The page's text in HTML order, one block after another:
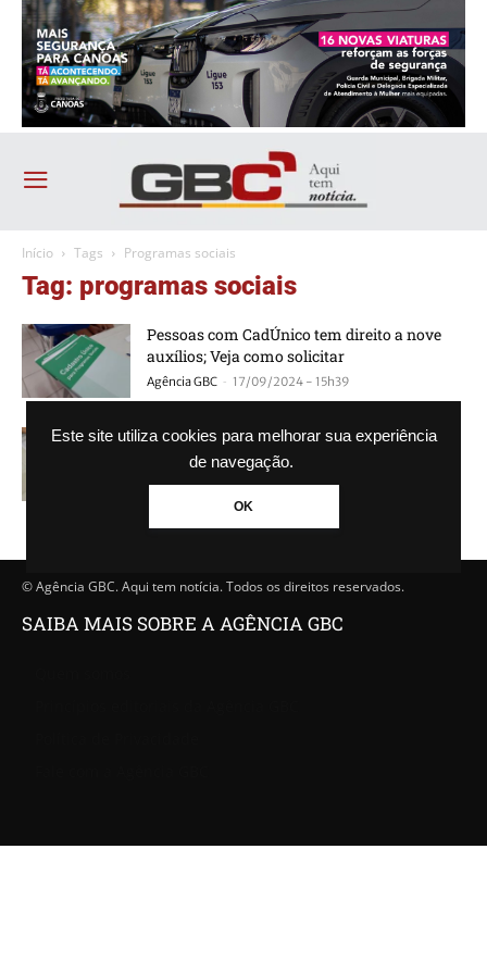
Este site utiliza cookies para melhorar sua experiência
de navegação.
OK
Início Tags Programas sociais
Tag: programas sociais
Pessoas com CadÚnico tem direito a nove
auxílios; Veja como solicitar
Agência GBC - 17/09/2024 - 15h39
Saiba onde fazer Cadúnico nesta segunda
em Canoas
Agência GBC - 17/06/2024 - 12h13
© Agência GBC. Aqui tem notícia. Todos os direitos reservados.
SAIBA MAIS SOBRE A AGÊNCIA GBC